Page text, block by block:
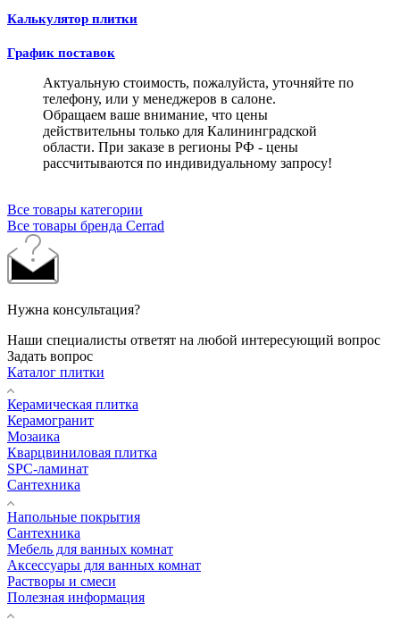
Калькулятор плитки
График поставок
Актуальную стоимость, пожалуйста, уточняйте по
телефону, или у менеджеров в салоне.
Обращаем ваше внимание, что цены
действительны только для Калининградской
области. При заказе в регионы РФ - цены
рассчитываются по индивидуальному запросу!
Все товары категории
Все товары бренда Cerrad
Нужна консультация?
Наши специалисты ответят на любой интересующий вопрос
Задать вопрос
Каталог плитки
Керамическая плитка
Керамогранит
Мозаика
Кварцвиниловая плитка
SPC-ламинат
Сантехника
Напольные покрытия
Сантехника
Мебель для ванных комнат
Аксессуары для ванных комнат
Растворы и смеси
Полезная информация